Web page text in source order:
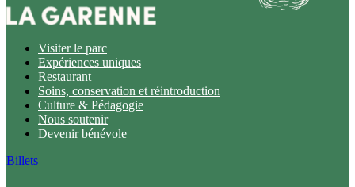
Visiter le parc
Expériences uniques
Restaurant
Soins, conservation et réintroduction
Culture & Pédagogie
Nous soutenir
Devenir bénévole
Billets